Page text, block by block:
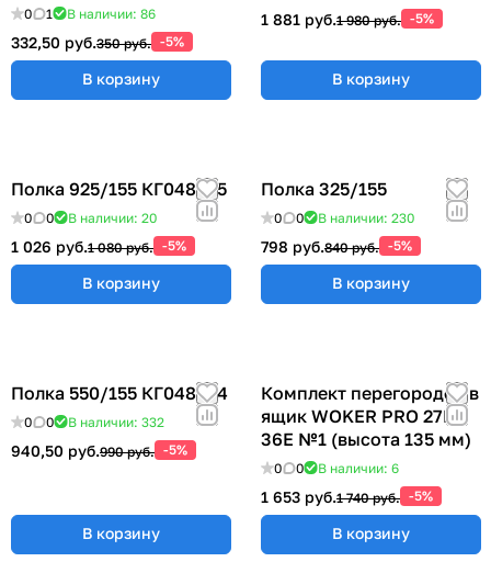
0 1 В наличии: 86
332,50 руб.350 руб. -5%
В корзину
1 881 руб.1 980 руб. -5%
В корзину
Полка 925/155 КГ048825
0 0 В наличии: 20
1 026 руб.1 080 руб. -5%
В корзину
Полка 325/155
0 0 В наличии: 230
798 руб.840 руб. -5%
В корзину
Полка 550/155 КГ048824
0 0 В наличии: 332
940,50 руб.990 руб. -5%
В корзину
Комплект перегородок в
ящик WOKER PRO 27E х
36E №1 (высота 135 мм)
0 0 В наличии: 6
1 653 руб.1 740 руб. -5%
В корзину